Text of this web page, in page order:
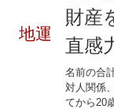
地運
財産
直感
名前の合
対人関係
てから20